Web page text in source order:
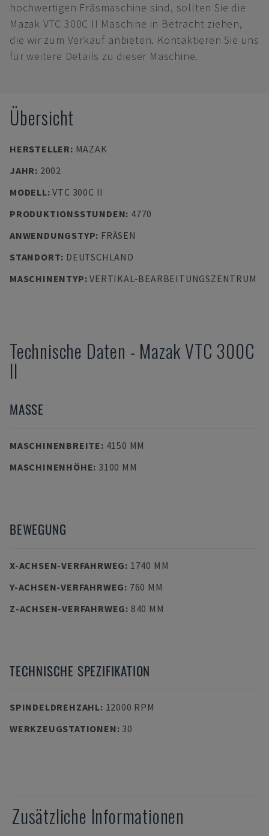
hochwertigen Fräsmaschine sind, sollten Sie die
Mazak VTC 300C II Maschine in Betracht ziehen,
die wir zum Verkauf anbieten. Kontaktieren Sie uns
für weitere Details zu dieser Maschine.
Übersicht
HERSTELLER: MAZAK
JAHR: 2002
MODELL:VTC 300C II
PRODUKTIONSSTUNDEN: 4770
ANWENDUNGSTYP: FRÄSEN
STANDORT: DEUTSCHLAND
MASCHINENTYP:VERTIKAL-BEARBEITUNGSZENTRUM
Technische Daten - Mazak VTC 300C
II
MASSE
MASCHINENBREITE: 4150 MM
MASCHINENHÖHE: 3100 MM
BEWEGUNG
X-ACHSEN-VERFAHRWEG: 1740 MM
Y-ACHSEN-VERFAHRWEG: 760 MM
Z-ACHSEN-VERFAHRWEG: 840 MM
TECHNISCHE SPEZIFIKATION
SPINDELDREHZAHL: 12000 RPM
WERKZEUGSTATIONEN: 30
Zusätzliche Informationen